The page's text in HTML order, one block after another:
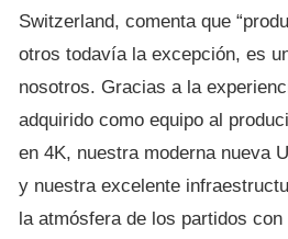
Switzerland, comenta que
otros todavía la excepción, es
nosotros. Gracias a la
adquirido como equipo al
en 4K, nuestra moderna nueva
y nuestra excelente
la atmósfera de los partidos